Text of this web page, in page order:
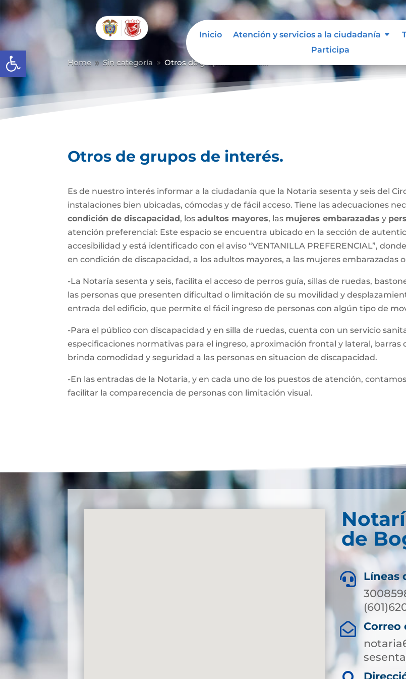
Abrir barra de herramientas
Inicio Atención y servicios a la ciudadanía
Participa
Home 9 Sin categoría 9 Otros de grupos de interés.
Otros de grupos de interés.
Es de nuestro interés informar a la ciudadanía que la Notaria sesenta y seis del
instalaciones bien ubicadas, cómodas y de fácil acceso. Tiene las adecuaciones
condición de discapacidad, losadultos mayores, las mujeres embarazadas y
atención preferencial: Este espacio se encuentra ubicado en la sección de
accesibilidad y está identificado con el aviso “VENTANILLA PREFERENCIAL”,
en condición de discapacidad, a los adultos mayores, a las mujeres embarazadas
-La Notaría sesenta y seis, facilita el acceso de perros guía, sillas de ruedas,
las personas que presenten dificultad o limitación de su movilidad y
entrada del edificio, que permite el fácil ingreso de personas con algún tipo de
-Para el público con discapacidad y en silla de ruedas, cuenta con un servicio
especificaciones normativas para el ingreso, aproximación frontal y lateral,
brinda comodidad y seguridad a las personas en situacion de discapacidad.
-En las entradas de la Notaria, y en cada uno de los puestos de atención,
facilitar la comparecencia de personas con limitación visual.
de

Líneas

Correo